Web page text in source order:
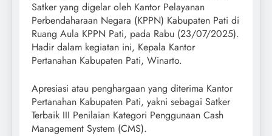
Satker yang digelar oleh Kantor Pelayanan
Perbendaharaan Negara (KPPN) Kabupaten Pati di
Ruang Aula KPPN Pati, pada Rabu (23/07/2025).
Hadir dalam kegiatan ini, Kepala Kantor
Pertanahan Kabupaten Pati, Winarto.
Apresiasi atau penghargaan yang diterima Kantor
Pertanahan Kabupaten Pati, yakni sebagai Satker
Terbaik III Penilaian Kategori Penggunaan Cash
Management System (CMS).